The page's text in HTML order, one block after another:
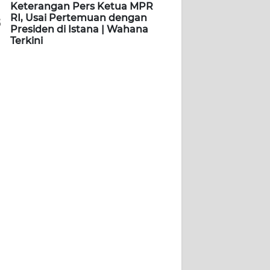
Keterangan Pers Ketua MPR
RI, Usai Pertemuan dengan
Presiden di Istana | Wahana
Terkini